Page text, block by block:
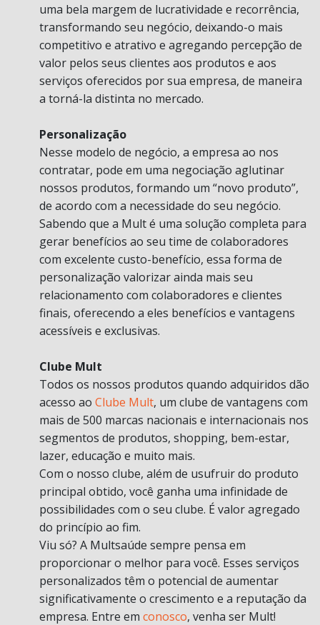
uma bela margem de lucratividade e recorrência,
transformando seu negócio, deixando-o mais
competitivo e atrativo e agregando percepção de
valor pelos seus clientes aos produtos e aos
serviços oferecidos por sua empresa, de maneira
a torná-la distinta no mercado.
Personalização
Nesse modelo de negócio, a empresa ao nos
contratar, pode em uma negociação aglutinar
nossos produtos, formando um “novo produto”,
de acordo com a necessidade do seu negócio.
Sabendo que a Mult é uma solução completa para
gerar benefícios ao seu time de colaboradores
com excelente custo-benefício, essa forma de
personalização valorizar ainda mais seu
relacionamento com colaboradores e clientes
finais, oferecendo a eles benefícios e vantagens
acessíveis e exclusivas.
Clube Mult
Todos os nossos produtos quando adquiridos dão
acesso ao Clube Mult, um clube de vantagens com
mais de 500 marcas nacionais e internacionais nos
segmentos de produtos, shopping, bem-estar,
lazer, educação e muito mais.
Com o nosso clube, além de usufruir do produto
principal obtido, você ganha uma infinidade de
possibilidades com o seu clube. É valor agregado
do princípio ao fim.
Viu só? A Multsaúde sempre pensa em
proporcionar o melhor para você. Esses serviços
personalizados têm o potencial de aumentar
significativamente o crescimento e a reputação da
empresa. Entre em conosco, venha ser Mult!